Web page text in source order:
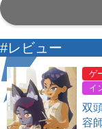
#レビュー
ゲ
イ
双
容